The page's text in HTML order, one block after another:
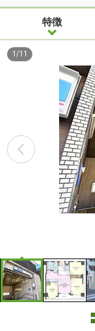
特徴
1 /11